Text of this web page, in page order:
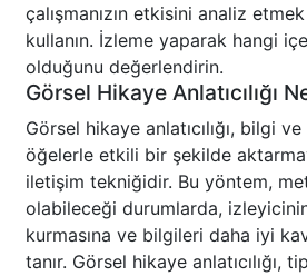
çalışmanızın etkisini analiz
kullanın. İzleme yaparak hangi
olduğunu değerlendirin.
Görsel Hikaye Anlatıcılığı
Görsel hikaye anlatıcılığı, bilgi
öğelerle etkili bir şekilde
iletişim tekniğidir. Bu yöntem,
olabileceği durumlarda,
kurmasına ve bilgileri daha iyi
tanır. Görsel hikaye anlatıcılığı,